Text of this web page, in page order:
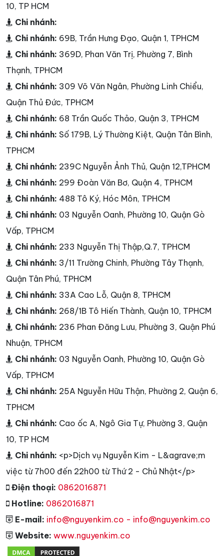
10, TP HCM
Chi nhánh:
Chi nhánh: 69B, Trần Hưng Đạo, Quận 1, TPHCM
Chi nhánh: 369D, Phan Văn Trị, Phường 7, Bình
Thạnh, TPHCM
Chi nhánh: 309 Võ Văn Ngân, Phường Linh Chiểu,
Quận Thủ Đức, TPHCM
Chi nhánh: 68 Trần Quốc Thảo, Quận 3, TPHCM
Chi nhánh: Số 179B, Lý Thường Kiệt, Quận Tân Bình,
TPHCM
Chi nhánh: 239C Nguyễn Ảnh Thủ, Quận 12,TPHCM
Chi nhánh: 299 Đoàn Văn Bơ, Quận 4, TPHCM
Chi nhánh: 488 Tô Ký, Hóc Môn, TPHCM
Chi nhánh: 03 Nguyễn Oanh, Phường 10, Quận Gò
Vấp, TPHCM
Chi nhánh: 233 Nguyễn Thị Thập,Q.7, TPHCM
Chi nhánh: 3/11 Trường Chinh, Phường Tây Thạnh,
Quận Tân Phú, TPHCM
Chi nhánh: 33A Cao Lỗ, Quận 8, TPHCM
Chi nhánh: 268/1B Tô Hiến Thành, Quận 10, TPHCM
Chi nhánh: 236 Phan Đăng Lưu, Phường 3, Quận Phú
Nhuận, TPHCM
Chi nhánh: 03 Nguyễn Oanh, Phường 10, Quận Gò
Vấp, TPHCM
Chi nhánh: 25A Nguyễn Hữu Thận, Phường 2, Quận 6,
TPHCM
Chi nhánh: Cao ốc A, Ngô Gia Tự, Phường 3, Quận
10, TP HCM
Chi nhánh: <p>Dịch vụ Nguyễn Kim - L&agrave;m
việc từ 7h00 đến 22h00 từ Thứ 2 - Chủ Nhật</p>
Điện thoại: 0862016871
Hotline: 0862016871
E-mail: info@nguyenkim.co - info@nguyenkim.co
Website: www.nguyenkim.co